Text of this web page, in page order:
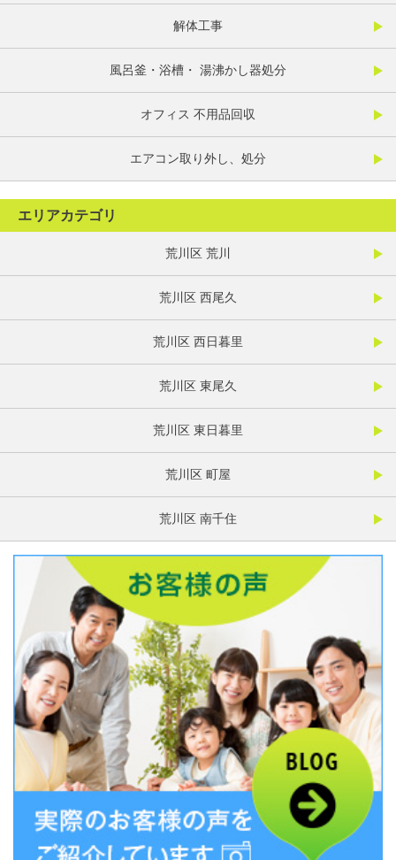
解体工事
風呂釜・浴槽・ 湯沸かし器処分
オフィス 不用品回収
エアコン取り外し、処分
エリアカテゴリ
荒川区 荒川
荒川区 西尾久
荒川区 西日暮里
荒川区 東尾久
荒川区 東日暮里
荒川区 町屋
荒川区 南千住